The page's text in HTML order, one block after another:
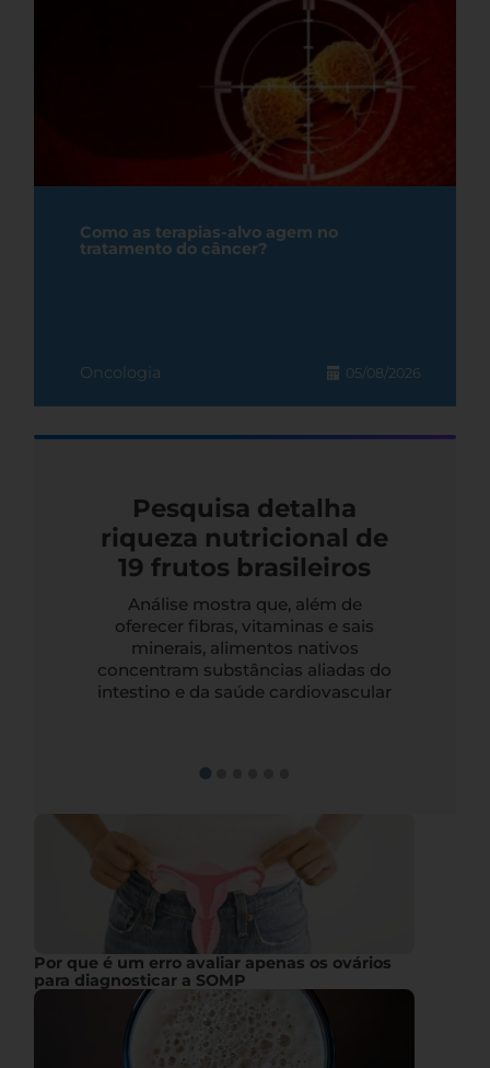
Como as terapias-alvo agem no
tratamento do câncer?
Oncologia 05/08/2026
Pesquisa detalha
riqueza nutricional de
19 frutos brasileiros
Análise mostra que, além de
oferecer fibras, vitaminas e sais
minerais, alimentos nativos
concentram substâncias aliadas do
intestino e da saúde cardiovascular
Por que é um erro avaliar apenas os ovários
para diagnosticar a SOMP